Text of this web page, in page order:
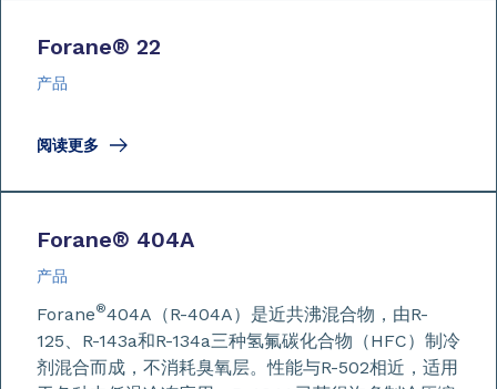
Forane® 22
产品
阅读更多
Forane® 404A
产品
Forane®404A（R-404A）是近共沸混合物，由R-
125、R-143a和R-134a三种氢氟碳化合物（HFC）制冷
剂混合而成，不消耗臭氧层。性能与R-502相近，适用